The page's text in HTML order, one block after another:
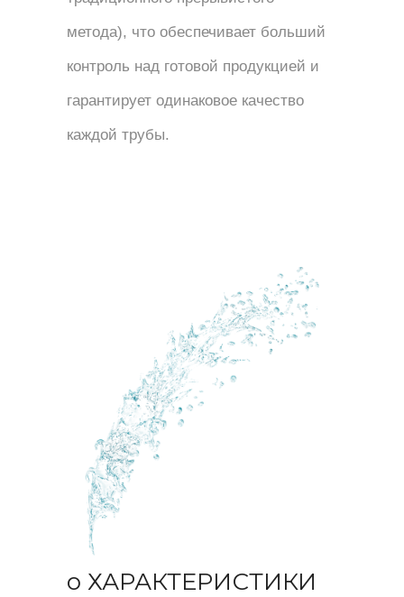
метода), что обеспечивает больший
контроль над готовой продукцией и
гарантирует одинаковое качество
каждой трубы.
o ХАРАКТЕРИСТИКИ